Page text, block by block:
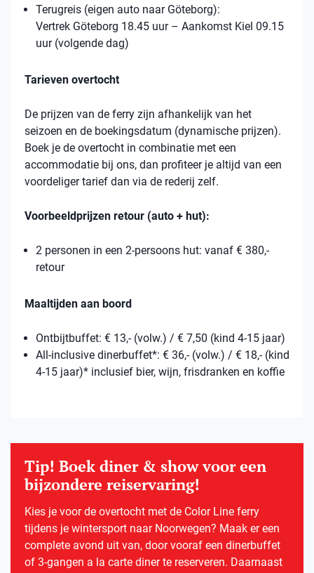
Terugreis (eigen auto naar Göteborg):
Vertrek Göteborg 18.45 uur – Aankomst Kiel 09.15
uur (volgende dag)
Tarieven overtocht
De prijzen van de ferry zijn afhankelijk van het
seizoen en de boekingsdatum (dynamische prijzen).
Boek je de overtocht in combinatie met een
accommodatie bij ons, dan profiteer je altijd van een
voordeliger tarief dan via de rederij zelf.
Voorbeeldprijzen retour (auto + hut):
2 personen in een 2-persoons hut: vanaf € 380,-
retour
Maaltijden aan boord
Ontbijtbuffet: € 13,- (volw.) / € 7,50 (kind 4-15 jaar)
All-inclusive dinerbuffet*: € 36,- (volw.) / € 18,- (kind
4-15 jaar)* inclusief bier, wijn, frisdranken en koffie
Tip! Boek diner & show voor een
bijzondere reiservaring!
Kies je voor de overtocht met de Color Line ferry
tijdens je wintersport naar Noorwegen? Maak er een
complete avond uit van, door vooraf een dinerbuffet
of 3-gangen a la carte diner te reserveren. Daarnaast